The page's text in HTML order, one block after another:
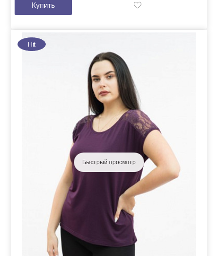
Купить
Hit
Быстрый просмотр